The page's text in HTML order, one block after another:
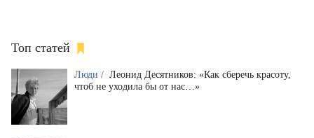
Топ статей
Люди / Леонид Десятников: «Как сберечь красоту,
чтоб не уходила бы от нас…»